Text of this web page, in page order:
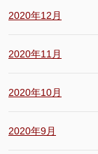
2020年12月
2020年11月
2020年10月
2020年9月